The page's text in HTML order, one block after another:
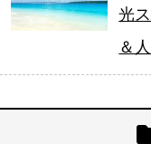
光
＆